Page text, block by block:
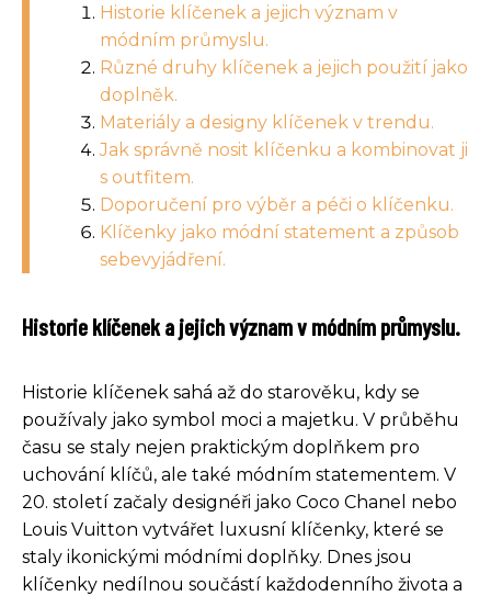
Historie klíčenek a jejich význam v
módním průmyslu.
Různé druhy klíčenek a jejich použití jako
doplněk.
Materiály a designy klíčenek v trendu.
Jak správně nosit klíčenku a kombinovat ji
s outfitem.
Doporučení pro výběr a péči o klíčenku.
Klíčenky jako módní statement a způsob
sebevyjádření.
Historie klíčenek a jejich význam v módním průmyslu.
Historie klíčenek sahá až do starověku, kdy se
používaly jako symbol moci a majetku. V průběhu
času se staly nejen praktickým doplňkem pro
uchování klíčů, ale také módním statementem. V
20. století začaly designéři jako Coco Chanel nebo
Louis Vuitton vytvářet luxusní klíčenky, které se
staly ikonickými módními doplňky. Dnes jsou
klíčenky nedílnou součástí každodenního života a